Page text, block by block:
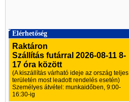
Elérhetőség
Raktáron
Szállítás futárral 2026-08-11 8-
17 óra között
(A kiszállítás várható ideje az ország teljes
területén most leadott rendelés esetén)
Személyes átvétel: munkaidőben, 9:00-
16:30-ig